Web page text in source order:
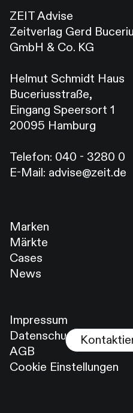
ZEIT Advise
Zeitverlag Gerd
GmbH & Co. KG
Helmut Schmidt Haus
Buceriusstraße,
Eingang Speersort 1
20095 Hamburg
Telefon: 040 - 3280 0
E-Mail: advise@zeit.de
Marken
Märkte
Cases
News
Impressum
Datenschutz
AGB
Cookie Einstellungen